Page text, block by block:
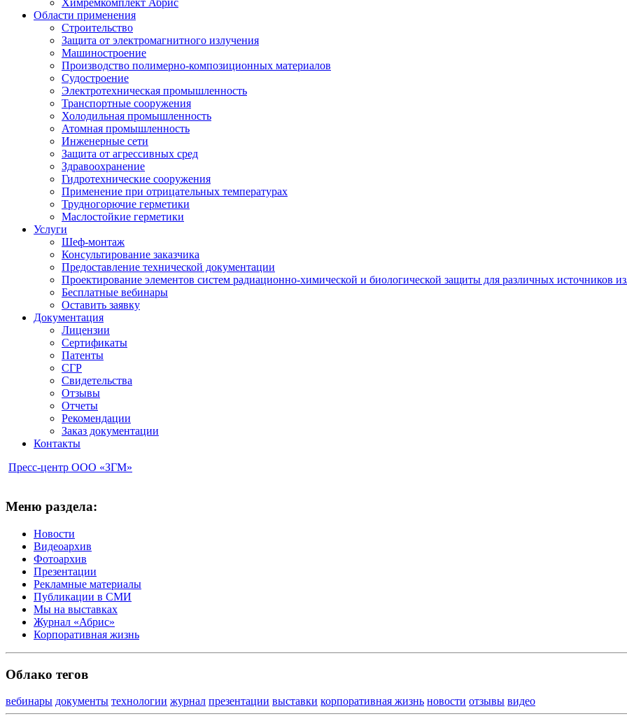
Области применения
Строительство
Защита от электромагнитного излучения
Машиностроение
Производство полимерно-композиционных материалов
Судостроение
Электротехническая промышленность
Транспортные сооружения
Холодильная промышленность
Атомная промышленность
Инженерные сети
Защита от агрессивных сред
Здравоохранение
Гидротехнические сооружения
Применение при отрицательных температурах
Трудногорючие герметики
Маслостойкие герметики
Услуги
Шеф-монтаж
Консультирование заказчика
Предоставление технической документации
Проектирование элементов систем радиационно-химической и биологической защиты для различных источников
Бесплатные вебинары
Оставить заявку
Документация
Лицензии
Сертификаты
Патенты
СГР
Свидетельства
Отзывы
Отчеты
Рекомендации
Заказ документации
Контакты
Пресс-центр ООО «ЗГМ»
Меню раздела:
Новости
Видеоархив
Фотоархив
Презентации
Рекламные материалы
Публикации в СМИ
Мы на выставках
Журнал «Абрис»
Корпоративная жизнь
Облако тегов
вебинары документы технологии журнал презентации выставки корпоративная жизнь новости отзывы видео